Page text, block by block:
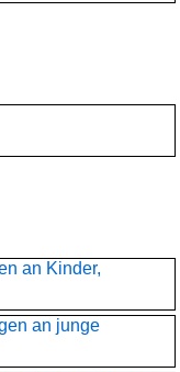
an Kinder,
an junge